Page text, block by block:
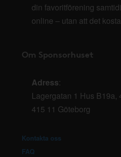
din favoritförening
online – utan att det
Om Sponsorhuset
Adress:
Lagergatan 1 Hus B19a,
415 11 Göteborg
Kontakta oss
FAQ